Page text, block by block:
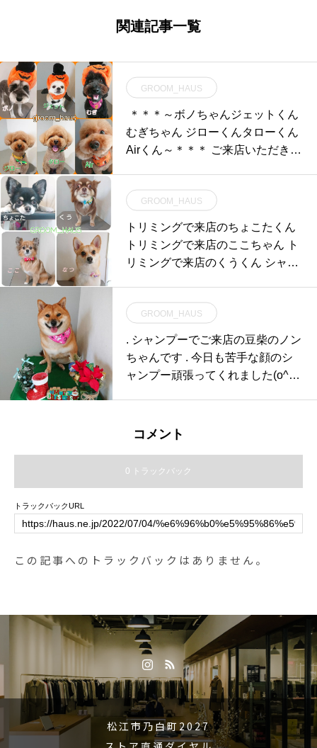
関連記事一覧
GROOM_HAUS
⁡ ＊＊＊～ボノちゃんジェットくん
むぎちゃん ジローくんタローくん
Airくん～＊＊＊ ご来店いただきあ
GROOM_HAUS
トリミングで来店のちょこたくん
トリミングで来店のここちゃん ト
リミングで来店のくうくん シャン
GROOM_HAUS
. シャンプーでご来店の豆柴のノン
ちゃんです . 今日も苦手な顔のシ
ャンプー頑張ってくれました(o^-‘)
コメント
0 トラックバック
トラックバックURL
この記事へのトラックバックはありません。
松江市乃白町2027